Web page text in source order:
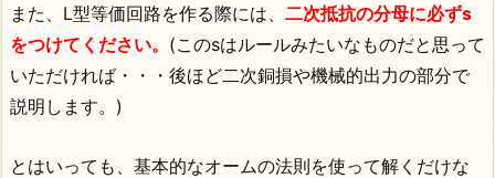
また、L型等価回路を作る際には、 二次抵抗の分母に必ずs
をつけてください。 (このsはルールみたいなものだと思って
いただければ・・・後ほど二次銅損や機械的出力の部分で
説明します。)
とはいっても、基本的なオームの法則を使って解くだけな